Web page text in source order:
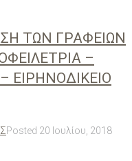
ΤΩΝ ΓΡΑΦΕΙΩΝ
–
ΕΙΡΗΝΟΔΙΚΕΙΟ
Posted 20 Ιουλίου, 2018